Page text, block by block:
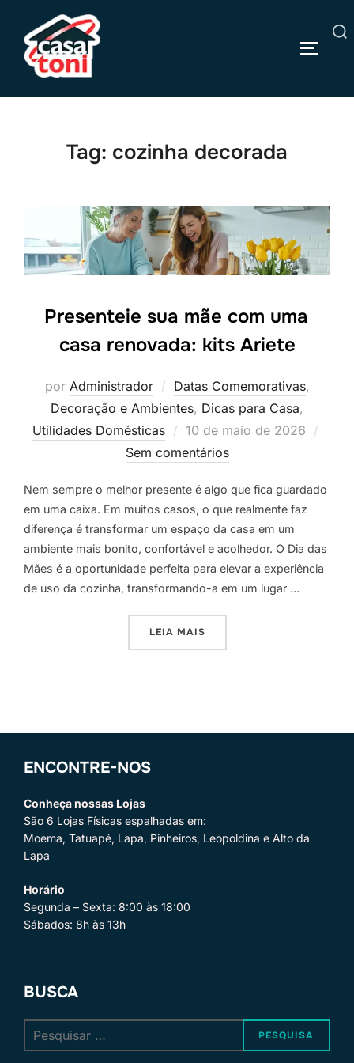
conteúdo
Pesquisar
Tag: cozinha decorada
Presenteie sua mãe com uma
casa renovada: kits Ariete
por Administrador Datas Comemorativas,
Decoração e Ambientes, Dicas para Casa,
Utilidades Domésticas
Postado
em
10 de maio de 2026
Sem comentários
Nem sempre o melhor presente é algo que fica guardado
em uma caixa. Em muitos casos, o que realmente faz
diferença é transformar um espaço da casa em um
ambiente mais bonito, confortável e acolhedor. O Dia das
Mães é a oportunidade perfeita para elevar a experiência
de uso da cozinha, transformando-a em um lugar …
LEIA MAIS“PRESENTEIE SUA MÃE
ENCONTRE-NOS
Conheça nossas Lojas
São 6 Lojas Físicas espalhadas em:
Moema, Tatuapé, Lapa, Pinheiros, Leopoldina e Alto da
Lapa
Horário
Segunda – Sexta: 8:00 às 18:00
Sábados: 8h às 13h
BUSCA
por:
PESQUISA